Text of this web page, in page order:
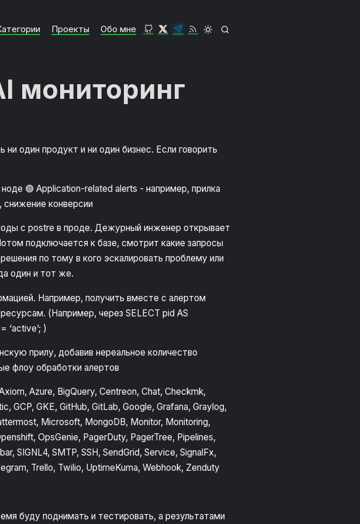
Проекты Обо мне
мониторинг
один продукт и ни один бизнес. Если говорить
🟢 Application-related alerts - например, прилка
конверсии
с postre в проде. Дежурный инженер открывает
подключается к базе, смотрит какие запросы
по тому в кого эскалировать проблему или
один и тот же.
Например, получить вместе с алертом
(Например, через SELECT pid AS
‘active’; )
прилу, добавив нереальное количество
флоу обработки алертов
Azure, BigQuery, Centreon, Chat, Checkmk,
GCP, GKE, GitHub, GitLab, Google, Grafana, Graylog,
Microsoft, MongoDB, Monitor, Monitoring,
OpsGenie, PagerDuty, PagerTree, Pipelines,
SIGNL4, SMTP, SSH, SendGrid, Service, SignalFx,
Trello, Twilio, UptimeKuma, Webhook, Zenduty
буду поднимать и тестировать, а результатами